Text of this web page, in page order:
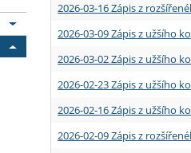
2026-03-16 Zápis z
2026-03-09 Zápis z užšího
2026-03-02 Zápis z užšího
2026-02-23 Zápis z užšího
2026-02-16 Zápis z užšího
2026-02-09 Zápis z